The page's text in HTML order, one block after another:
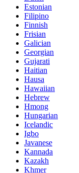
Estonian
Filipino
Finnish
Frisian
Galician
Georgian
Gujarati
Haitian
Hausa
Hawaiian
Hebrew
Hmong
Hungarian
Icelandic
Igbo
Javanese
Kannada
Kazakh
Khmer